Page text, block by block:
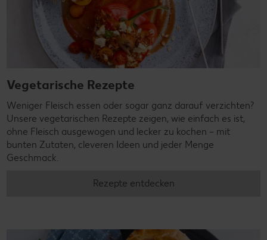
Vegetarische Rezepte
Weniger Fleisch essen oder sogar ganz darauf verzichten?
Unsere vegetarischen Rezepte zeigen, wie einfach es ist,
ohne Fleisch ausgewogen und lecker zu kochen – mit
bunten Zutaten, cleveren Ideen und jeder Menge
Geschmack.
Rezepte entdecken